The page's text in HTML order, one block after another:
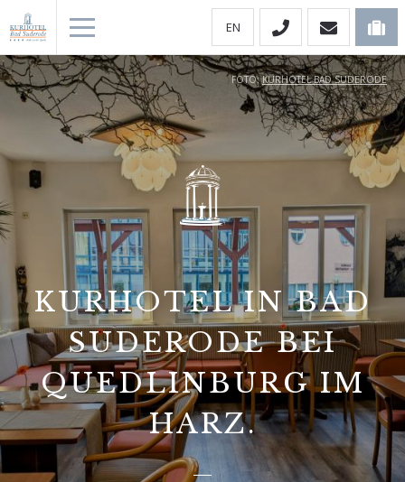
EN
KURHOTEL IN BAD
SUDERODE BEI
QUEDLINBURG IM
HARZ.
FOTO:KURHOTEL BAD SUDERODE